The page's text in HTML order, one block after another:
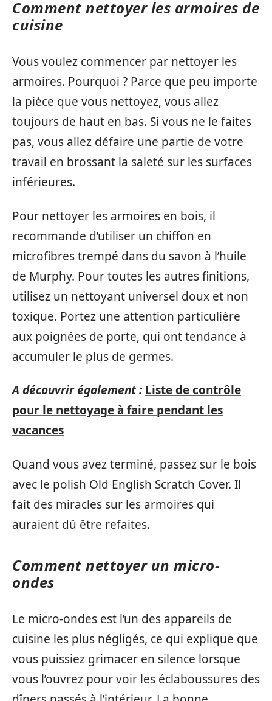
Comment nettoyer les armoires de
cuisine
Vous voulez commencer par nettoyer les
armoires. Pourquoi ? Parce que peu importe
la pièce que vous nettoyez, vous allez
toujours de haut en bas. Si vous ne le faites
pas, vous allez défaire une partie de votre
travail en brossant la saleté sur les surfaces
inférieures.
Pour nettoyer les armoires en bois, il
recommande d’utiliser un chiffon en
microfibres trempé dans du savon à l’huile
de Murphy. Pour toutes les autres finitions,
utilisez un nettoyant universel doux et non
toxique. Portez une attention particulière
aux poignées de porte, qui ont tendance à
accumuler le plus de germes.
A découvrir également : Liste de contrôle
pour le nettoyage à faire pendant les
vacances
Quand vous avez terminé, passez sur le bois
avec le polish Old English Scratch Cover. Il
fait des miracles sur les armoires qui
auraient dû être refaites.
Comment nettoyer un micro-
ondes
Le micro-ondes est l’un des appareils de
cuisine les plus négligés, ce qui explique que
vous puissiez grimacer en silence lorsque
vous l’ouvrez pour voir les éclaboussures des